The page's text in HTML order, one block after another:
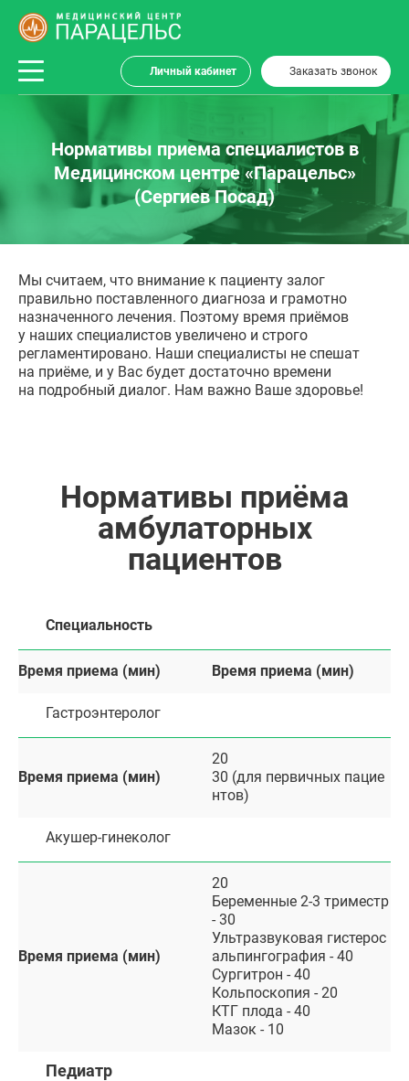
Личный кабинет Заказать звонок
Нормативы приема специалистов в
Медицинском центре «Парацельс»
(Сергиев Посад)
Мы считаем, что внимание к пациенту залог
правильно поставленного диагноза и грамотно
назначенного лечения. Поэтому время приёмов
у наших специалистов увеличено и строго
регламентировано. Наши специалисты не спешат
на приёме, и у Вас будет достаточно времени
на подробный диалог. Нам важно Ваше здоровье!
Нормативы приёма
амбулаторных
пациентов
Специальность
Время приема (мин) Время приема (мин)
Гастроэнтеролог
Время приема (мин)
20
30 (для первичных пацие
нтов)
Акушер-гинеколог
Время приема (мин)
20
Беременные 2-3 триместр
- 30
Ультразвуковая гистерос
альпингография - 40
Сургитрон - 40
Кольпоскопия - 20
КТГ плода - 40
Мазок - 10
Педиатр